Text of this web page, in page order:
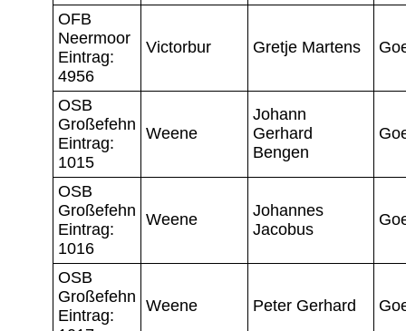
OFB
Neermoor
Eintrag:
4956
Victorbur Gretje Martens
OSB
Großefehn
Eintrag:
1015
Weene
Johann
Gerhard
Bengen
OSB
Großefehn
Eintrag:
1016
Weene
Johannes
Jacobus
OSB
Großefehn
Eintrag:
Weene Peter Gerhard